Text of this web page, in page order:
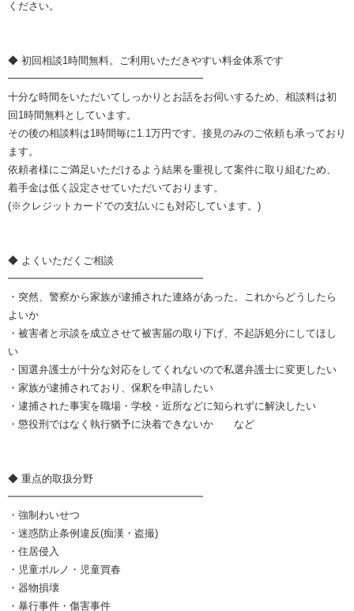
ください。
◆ 初回相談1時間無料。ご利用いただきやすい料金体系です
━━━━━━━━━━━━━━━━━━━
十分な時間をいただいてしっかりとお話をお伺いするため、相談料は初
回1時間無料としています。
その後の相談料は1時間毎に1.1万円です。接見のみのご依頼も承っており
ます。
依頼者様にご満足いただけるよう結果を重視して案件に取り組むため、
着手金は低く設定させていただいております。
(※クレジットカードでの支払いにも対応しています。)
◆ よくいただくご相談
━━━━━━━━━━━━━━━━━━━
・突然、警察から家族が逮捕された連絡があった。これからどうしたら
よいか
・被害者と示談を成立させて被害届の取り下げ、不起訴処分にしてほし
い
・国選弁護士が十分な対応をしてくれないので私選弁護士に変更したい
・家族が逮捕されており、保釈を申請したい
・逮捕された事実を職場・学校・近所などに知られずに解決したい
・懲役刑ではなく執行猶予に決着できないか など
◆ 重点的取扱分野
━━━━━━━━━━━━━━━━━━━
・強制わいせつ
・迷惑防止条例違反(痴漢・盗撮)
・住居侵入
・児童ポルノ・児童買春
・器物損壊
・暴行事件・傷害事件